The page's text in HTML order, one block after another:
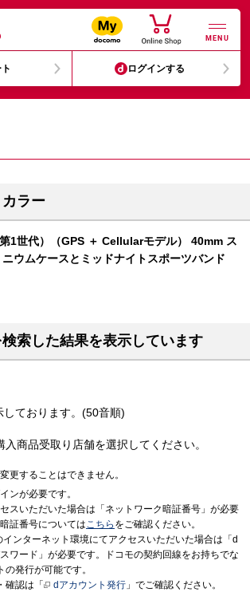
MENU
ログインする
ラー
1世代）（GPS ＋ Cellularモデル） 40mm ス
ウムケースとミッドナイトスポーツバンド
索した結果を表示しています
ております。(50音順)
商品受取り店舗を選択してください。
更することはできません。
ンが必要です。
スいただいた場合は「ネットワーク暗証番号」が必要
証番号についてはこちら をご確認ください。
ンターネット環境にてアクセスいただいた場合は「d
ワード」が必要です。ドコモの契約回線をお持ちでな
発行が可能です。
確認は「
dアカウント発行 」でご確認ください。